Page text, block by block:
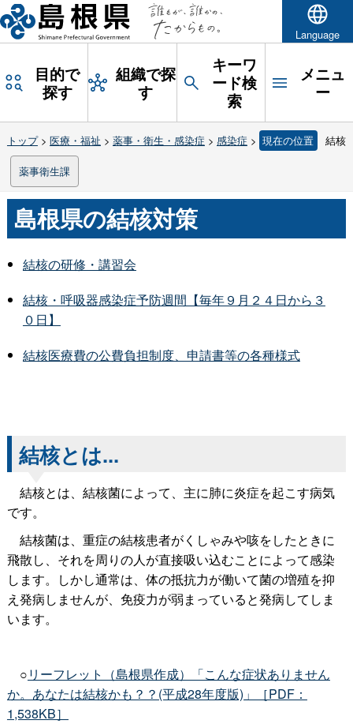
Language
目的で
探す
組織で探
す
キーワ
ード検
索
メニュ
ー
トップ> 医療・福祉 > 薬事・衛生・感染症 > 感染症 > 現在の位置 結核
薬事衛生課
島根県の結核対策
結核の研修・講習会
結核・呼吸器感染症予防週間【毎年９月２４日から３
０日】
結核医療費の公費負担制度、申請書等の各種様式
結核とは...
結核とは、結核菌によって、主に肺に炎症を起こす病気
です。
結核菌は、重症の結核患者がくしゃみや咳をしたときに
飛散し、それを周りの人が直接吸い込むことによって感染
します。しかし通常は、体の抵抗力が働いて菌の増殖を抑
え発病しませんが、免疫力が弱まっていると発病してしま
います。
○リーフレット（島根県作成）「こんな症状ありません
か。あなたは結核かも？？(平成28年度版)」［PDF：
1,538KB］